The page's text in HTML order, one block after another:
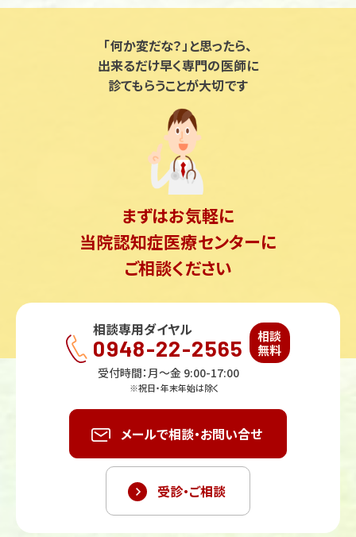
「何か変だな？」と思ったら、
出来るだけ早く専門の医師に
診てもらうことが大切です
まずはお気軽に
当院認知症医療センターに
ご相談ください
相談専用ダイヤル
0948-22-2565
受付時間：月〜金 9:00-17:00
※祝日・年末年始は除く
相談
無料
メールで相談・お問い合せ
受診・ご相談